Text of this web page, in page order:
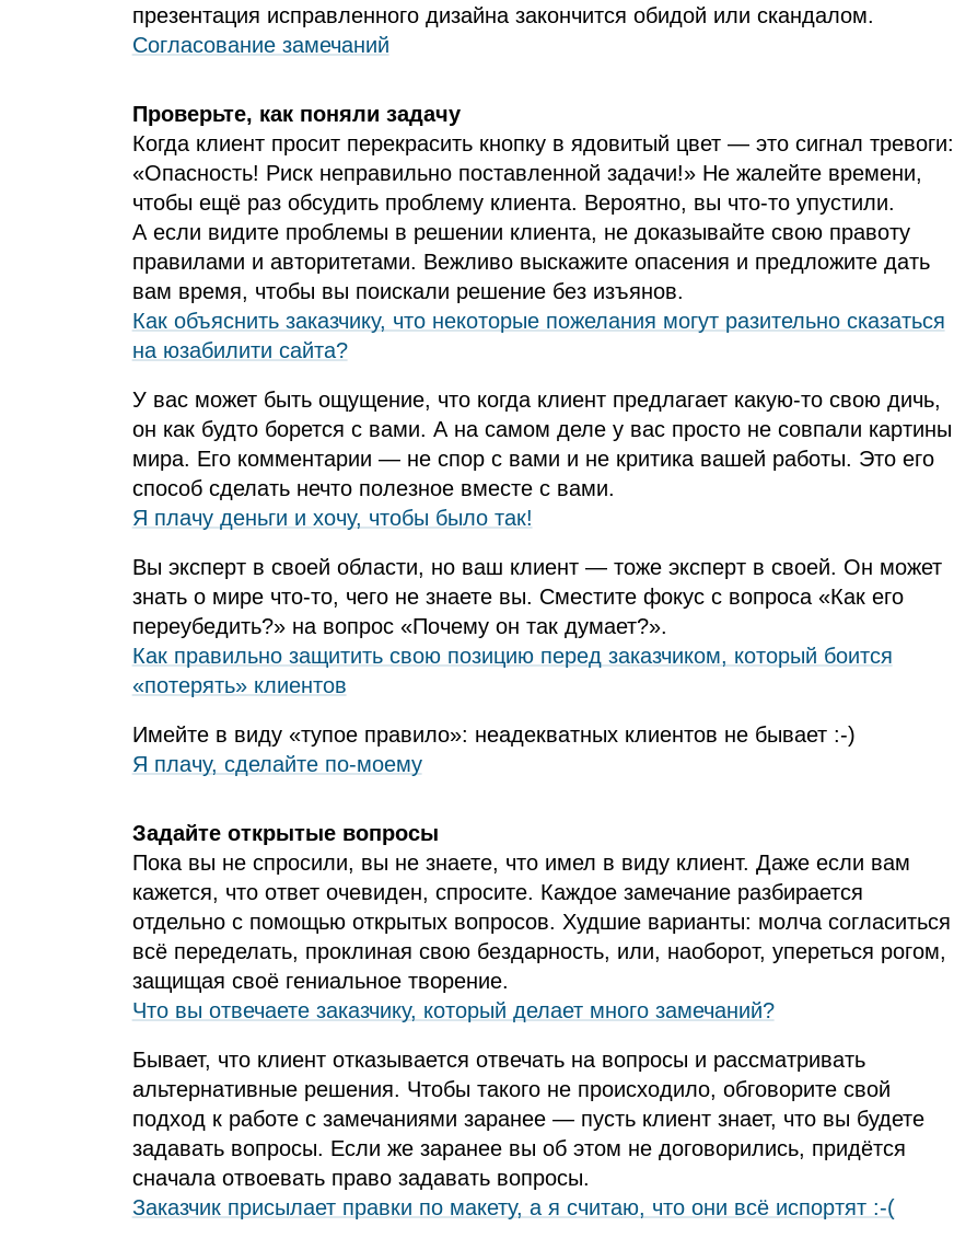
презентация исправленного дизайна закончится обидой или скандалом.
Согласование замечаний
Проверьте, как поняли задачу
Когда клиент просит перекрасить кнопку в ядовитый цвет — это сигнал тревоги:
«Опасность! Риск неправильно поставленной задачи!» Не жалейте времени,
чтобы ещё раз обсудить проблему клиента. Вероятно, вы что‑то упустили.
А если видите проблемы в решении клиента, не доказывайте свою правоту
правилами и авторитетами. Вежливо выскажите опасения и предложите дать
вам время, чтобы вы поискали решение без изъянов.
Как объяснить заказчику, что некоторые пожелания могут разительно сказаться
на юзабилити сайта?
У вас может быть ощущение, что когда клиент предлагает какую‑то свою дичь,
он как будто борется с вами. А на самом деле у вас просто не совпали картины
мира. Его комментарии — не спор с вами и не критика вашей работы. Это его
способ сделать нечто полезное вместе с вами.
Я плачу деньги и хочу, чтобы было так!
Вы эксперт в своей области, но ваш клиент — тоже эксперт в своей. Он может
знать о мире что‑то, чего не знаете вы. Сместите фокус с вопроса «Как его
переубедить?» на вопрос «Почему он так думает?».
Как правильно защитить свою позицию перед заказчиком, который боится
«потерять» клиентов
Имейте в виду «тупое правило»: неадекватных клиентов не бывает :‑)
Я плачу, сделайте по-моему
Задайте открытые вопросы
Пока вы не спросили, вы не знаете, что имел в виду клиент. Даже если вам
кажется, что ответ очевиден, спросите. Каждое замечание разбирается
отдельно с помощью открытых вопросов. Худшие варианты: молча согласиться
всё переделать, проклиная свою бездарность, или, наоборот, упереться рогом,
защищая своё гениальное творение.
Что вы отвечаете заказчику, который делает много замечаний?
Бывает, что клиент отказывается отвечать на вопросы и рассматривать
альтернативные решения. Чтобы такого не происходило, обговорите свой
подход к работе с замечаниями заранее — пусть клиент знает, что вы будете
задавать вопросы. Если же заранее вы об этом не договорились, придётся
сначала отвоевать право задавать вопросы.
Заказчик присылает правки по макету, а я считаю, что они всё испортят :-(